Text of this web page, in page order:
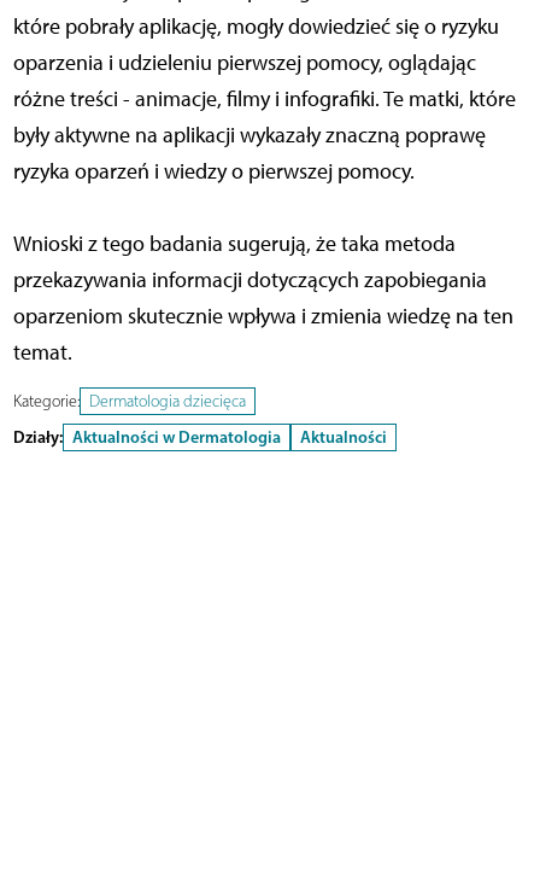
które pobrały aplikację, mogły dowiedzieć się o ryzyku
oparzenia i udzieleniu pierwszej pomocy, oglądając
różne treści - animacje, filmy i infografiki. Te matki, które
były aktywne na aplikacji wykazały znaczną poprawę
ryzyka oparzeń i wiedzy o pierwszej pomocy.
Wnioski z tego badania sugerują, że taka metoda
przekazywania informacji dotyczących zapobiegania
oparzeniom skutecznie wpływa i zmienia wiedzę na ten
temat.
Kategorie: Dermatologia dziecięca
Działy: Aktualności w Dermatologia Aktualności